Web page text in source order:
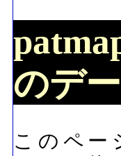
のデ
このペー